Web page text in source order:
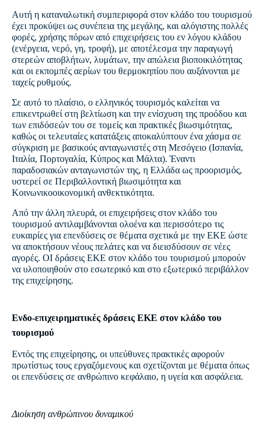
Αυτή η καταναλωτική συμπεριφορά στον κλάδο του τουρισμού
έχει προκύψει ως συνέπεια της μεγάλης, και αλόγιστης πολλές
φορές, χρήσης πόρων από επιχειρήσεις του εν λόγου κλάδου
(ενέργεια, νερό, γη, τροφή), με αποτέλεσμα την παραγωγή
στερεών αποβλήτων, λυμάτων, την απώλεια βιοποικιλότητας
και οι εκπομπές αερίων του θερμοκηπίου που αυξάνονται με
ταχείς ρυθμούς.
Σε αυτό το πλαίσιο, ο ελληνικός τουρισμός καλείται να
επικεντρωθεί στη βελτίωση και την ενίσχυση της προόδου και
των επιδόσεών του σε τομείς και πρακτικές βιωσιμότητας,
καθώς οι τελευταίες κατατάξεις αποκαλύπτουν ένα χάσμα σε
σύγκριση με βασικούς ανταγωνιστές στη Μεσόγειο (Ισπανία,
Ιταλία, Πορτογαλία, Κύπρος και Μάλτα). Έναντι
παραδοσιακών ανταγωνιστών της, η Ελλάδα ως προορισμός,
υστερεί σε Περιβαλλοντική βιωσιμότητα και
Κοινωνικοοικονομική ανθεκτικότητα.
Από την άλλη πλευρά, οι επιχειρήσεις στον κλάδο του
τουρισμού αντιλαμβάνονται ολοένα και περισσότερο τις
ευκαιρίες για επενδύσεις σε θέματα σχετικά με την ΕΚΕ ώστε
να αποκτήσουν νέους πελάτες και να διεισδύσουν σε νέες
αγορές. ΟΙ δράσεις ΕΚΕ στον κλάδο του τουρισμού μπορούν
να υλοποιηθούν στο εσωτερικό και στο εξωτερικό περιβάλλον
της επιχείρησης.
Ενδο-επιχειρηματικές δράσεις ΕΚΕ στον κλάδο του
τουρισμού
Εντός της επιχείρησης, οι υπεύθυνες πρακτικές αφορούν
πρωτίστως τους εργαζόμενους και σχετίζονται με θέματα όπως
οι επενδύσεις σε ανθρώπινο κεφάλαιο, η υγεία και ασφάλεια.
Διοίκηση ανθρώπινου δυναμικού